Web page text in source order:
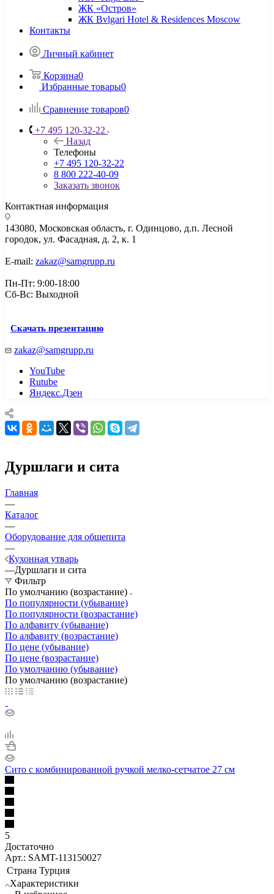
ЖК «Остров»
ЖК Bvlgari Hotel & Residences Moscow
Контакты
Личный кабинет
Корзина0
Избранные товары0
Сравнение товаров0
+7 495 120-32-22
Назад
Телефоны
+7 495 120-32-22
8 800 222-40-09
Заказать звонок
Контактная информация
143080, Mосковская область, г. Одинцово, д.п. Лесной
городок, ул. Фасадная, д. 2, к. 1
E-mail: zakaz@samgrupp.ru
Пн-Пт: 9:00-18:00
Сб-Вс: Выходной
Скачать презентацию
zakaz@samgrupp.ru
YouTube
Rutube
Яндекс.Дзен
Дуршлаги и сита
Главная
—
Каталог
—
Оборудование для общепита
—
Кухонная утварь
—Дуршлаги и сита
Фильтр
По умолчанию (возрастание)
По популярности (убывание)
По популярности (возрастание)
По алфавиту (убывание)
По алфавиту (возрастание)
По цене (убывание)
По цене (возрастание)
По умолчанию (убывание)
По умолчанию (возрастание)
Сито с комбинированной ручкой мелко-сетчатое 27 см
5
Достаточно
Арт.: SAMT-113150027
Страна Турция
Характеристики